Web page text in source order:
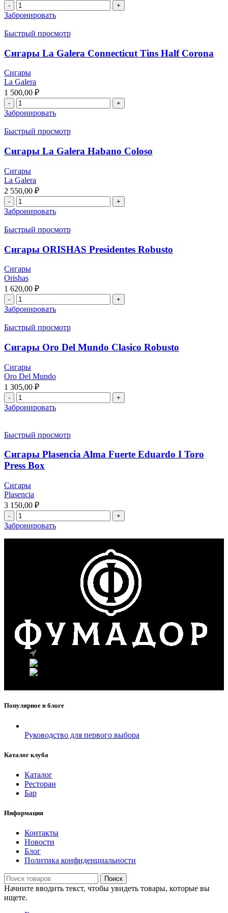
Забронировать
Быстрый просмотр
Сигары La Galera Connecticut Tins Half Corona
Сигары
La Galera
1 500,00 ₽
Забронировать
Быстрый просмотр
Сигары La Galera Habano Coloso
Сигары
La Galera
2 550,00 ₽
Забронировать
Быстрый просмотр
Сигары ORISHAS Presidentes Robusto
Сигары
Orishas
1 620,00 ₽
Забронировать
Быстрый просмотр
Сигары Oro Del Mundo Clasico Robusto
Сигары
Oro Del Mundo
1 305,00 ₽
Забронировать
Быстрый просмотр
Сигары Plasencia Alma Fuerte Eduardo I Toro
Press Box
Сигары
Plasencia
3 150,00 ₽
Забронировать
Популярное в блоге
Руководство для первого выбора
Каталог клуба
Каталог
Ресторан
Бар
Информация
Контакты
Новости
Блог
Политика конфиденциальности
Поиск
Начните вводить текст, чтобы увидеть товары, которые вы
ищете.